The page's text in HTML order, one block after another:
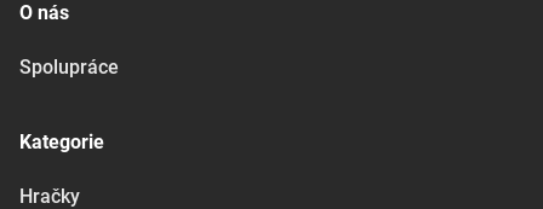
O nás
Spolupráce
Kategorie
Hračky